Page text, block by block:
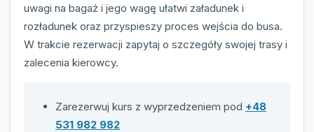
uwagi na bagaż i jego wagę ułatwi załadunek i
rozładunek oraz przyspieszy proces wejścia do busa.
W trakcie rezerwacji zapytaj o szczegóły swojej trasy i
zalecenia kierowcy.
Zarezerwuj kurs z wyprzedzeniem pod +48
531 982 982